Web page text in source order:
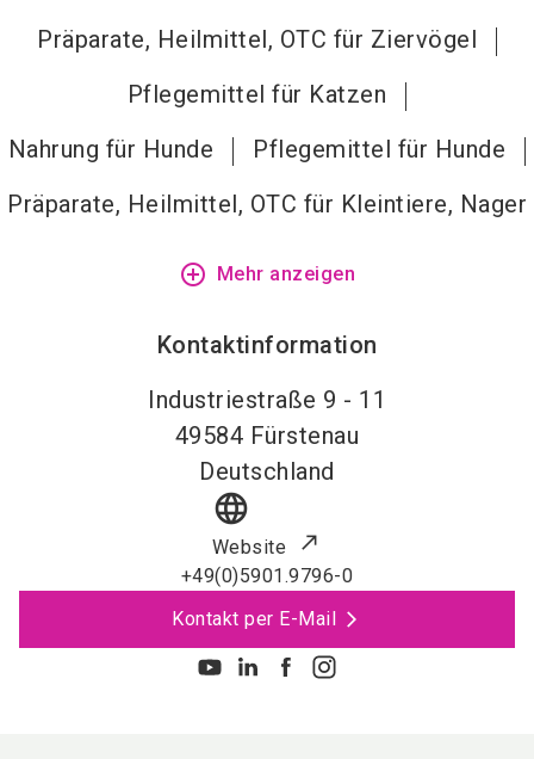
Präparate, Heilmittel, OTC für Ziervögel
Pflegemittel für Katzen
Nahrung für Hunde
Pflegemittel für Hunde
Präparate, Heilmittel, OTC für Kleintiere, Nager
add_circle_outline Mehr anzeigen
Kontaktinformation
Industriestraße 9 - 11
49584 Fürstenau
Deutschland
language
Website
+49(0)5901.9796-0
Kontakt per E-Mail